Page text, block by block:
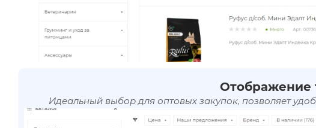
Отображение
Идеальный выбор для оптовых закупок, позволяет